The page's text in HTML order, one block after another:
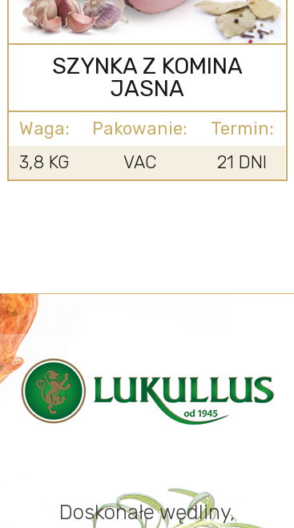
SZYNKA Z KOMINA
JASNA
Waga: Pakowanie:
Termin:
3,8 KG
VAC 21 DNI
Doskonałe wędliny,